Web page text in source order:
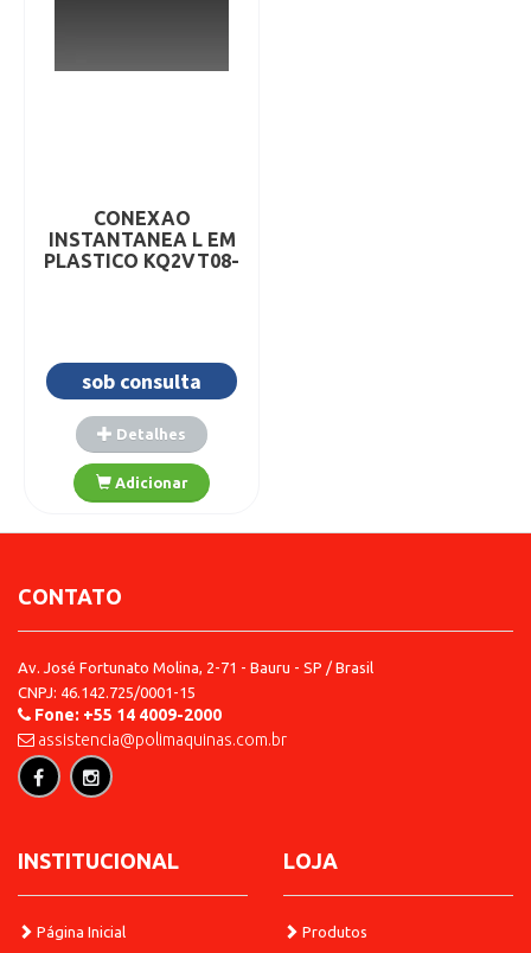
CONEXAO
INSTANTANEA L EM
PLASTICO KQ2VT08-
sob consulta
CONTATO
Av. José Fortunato Molina, 2-71 - Bauru - SP / Brasil
CNPJ: 46.142.725/0001-15
Fone: +55 14 4009-2000
assistencia@polimaquinas.com.br
INSTITUCIONAL
Página Inicial
LOJA
Produtos